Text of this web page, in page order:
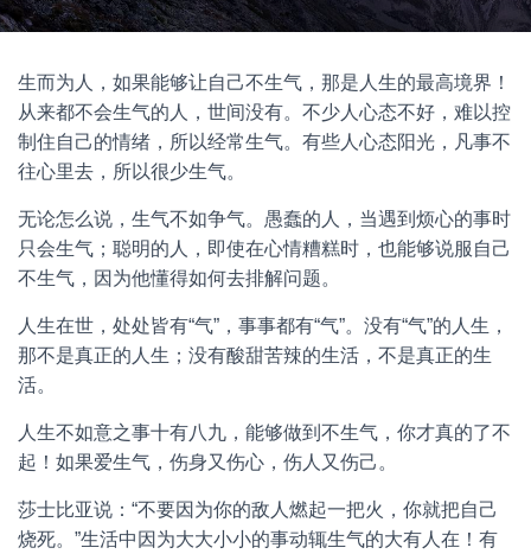
生而为人，如果能够让自己不生气，那是人生的最高境界！
从来都不会生气的人，世间没有。不少人心态不好，难以控
制住自己的情绪，所以经常生气。有些人心态阳光，凡事不
往心里去，所以很少生气。
无论怎么说，生气不如争气。愚蠢的人，当遇到烦心的事时
只会生气；聪明的人，即使在心情糟糕时，也能够说服自己
不生气，因为他懂得如何去排解问题。
人生在世，处处皆有“气”，事事都有“气”。没有“气”的人生，
那不是真正的人生；没有酸甜苦辣的生活，不是真正的生
活。
人生不如意之事十有八九，能够做到不生气，你才真的了不
起！如果爱生气，伤身又伤心，伤人又伤己。
莎士比亚说：“不要因为你的敌人燃起一把火，你就把自己
烧死。”生活中因为大大小小的事动辄生气的大有人在！有